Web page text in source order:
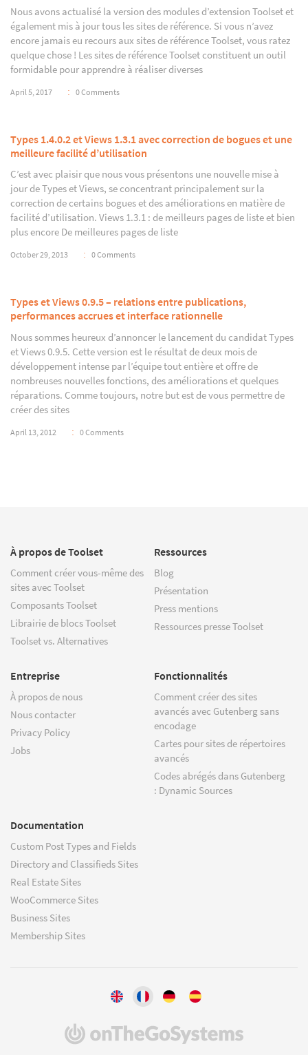
Nous avons actualisé la version des modules d’extension Toolset et
également mis à jour tous les sites de référence. Si vous n’avez
encore jamais eu recours aux sites de référence Toolset, vous ratez
quelque chose ! Les sites de référence Toolset constituent un outil
formidable pour apprendre à réaliser diverses
April 5, 2017 0 Comments
Types 1.4.0.2 et Views 1.3.1 avec correction de bogues et une
meilleure facilité d’utilisation
C’est avec plaisir que nous vous présentons une nouvelle mise à
jour de Types et Views, se concentrant principalement sur la
correction de certains bogues et des améliorations en matière de
facilité d’utilisation. Views 1.3.1 : de meilleurs pages de liste et bien
plus encore De meilleures pages de liste
October 29, 2013 0 Comments
Types et Views 0.9.5 – relations entre publications,
performances accrues et interface rationnelle
Nous sommes heureux d’annoncer le lancement du candidat Types
et Views 0.9.5. Cette version est le résultat de deux mois de
développement intense par l’équipe tout entière et offre de
nombreuses nouvelles fonctions, des améliorations et quelques
réparations. Comme toujours, notre but est de vous permettre de
créer des sites
April 13, 2012 0 Comments
À propos de Toolset
Comment créer vous-même des
sites avec Toolset
Composants Toolset
Librairie de blocs Toolset
Toolset vs. Alternatives
Ressources
Blog
Présentation
Press mentions
Ressources presse Toolset
Entreprise
À propos de nous
Nous contacter
Privacy Policy
Jobs
Fonctionnalités
Comment créer des sites
avancés avec Gutenberg sans
encodage
Cartes pour sites de répertoires
avancés
Codes abrégés dans Gutenberg
: Dynamic Sources
Documentation
Custom Post Types and Fields
Directory and Classifieds Sites
Real Estate Sites
WooCommerce Sites
Business Sites
Membership Sites
(s'ouvre